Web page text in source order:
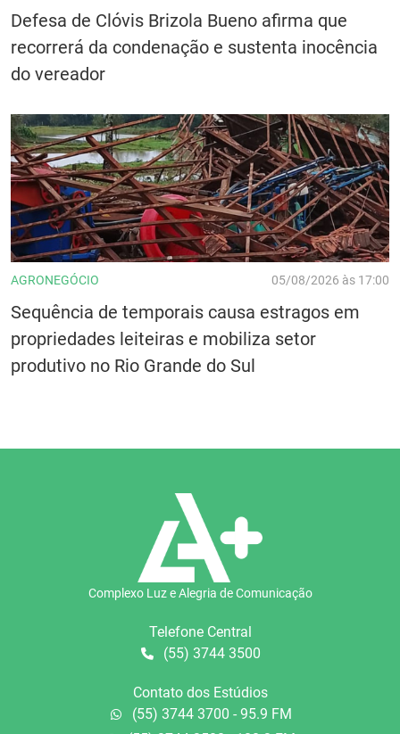
Defesa de Clóvis Brizola Bueno afirma que
recorrerá da condenação e sustenta inocência
do vereador
AGRONEGÓCIO 05/08/2026 às 17:00
Sequência de temporais causa estragos em
propriedades leiteiras e mobiliza setor
produtivo no Rio Grande do Sul
Complexo Luz e Alegria de Comunicação
Telefone Central
(55) 3744 3500
Contato dos Estúdios
(55) 3744 3700 - 95.9 FM